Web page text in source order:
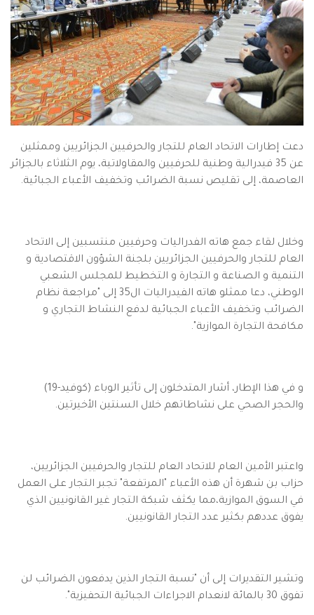
دعت إطارات الاتحاد العام للتجار والحرفيين الجزائريين وممثلين
عن 35 فيدرالية وطنية للحرفيين والمقاولاتية، يوم الثلاثاء بالجزائر
العاصمة، إلى تقليص نسبة الضرائب وتخفيف الأعباء الجبائية.
وخلال لقاء جمع هاته الفدراليات وحرفيين منتسبين إلى الاتحاد
العام للتجار والحرفيين الجزائريين بلجنة الشؤون الاقتصادية و
التنمية و الصناعة و التجارة و التخطيط للمجلس الشعبي
الوطني، دعا ممثلو هاته الفيدراليات ال35 إلى "مراجعة نظام
الضرائب وتخفيف الأعباء الجبائية لدفع النشاط التجاري و
مكافحة التجارة الموازية".
و في هذا الإطار، أشار المتدخلون إلى تأثير الوباء (كوفيد-19)
والحجر الصحي على نشاطاتهم خلال السنتين الأخيرتين.
واعتبر الأمين العام للاتحاد العام للتجار والحرفيين الجزائريين،
حزاب بن شهرة أن هذه الأعباء "المرتفعة" تجبر التجار على العمل
في السوق الموازية،مما يكثف شبكة التجار غير القانونيين الذي
يفوق عددهم بكثير عدد التجار القانونيين.
وتشير التقديرات إلى أن "نسبة التجار الذين يدفعون الضرائب لن
تفوق 30 بالمائة لانعدام الاجراءات الجبائية التحفيزية".